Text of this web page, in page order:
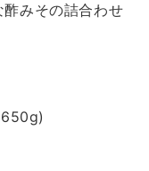
みその詰合わせ